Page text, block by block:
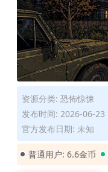
资源分类: 恐怖惊悚
发布时间: 2026-06-23
官方发布日期: 未知
普通用户: 6.6金币